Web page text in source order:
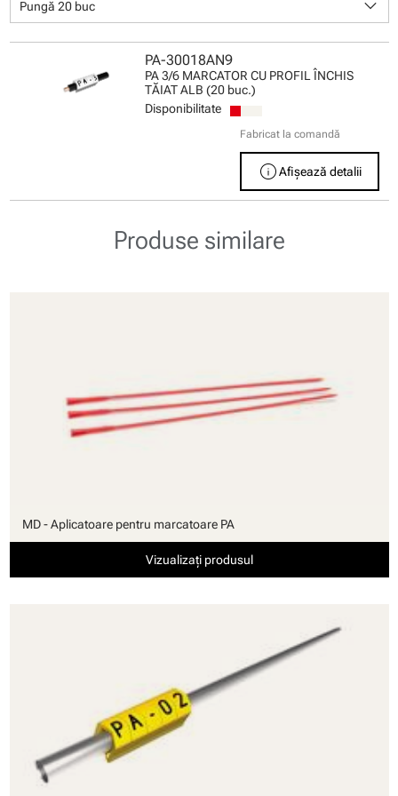
Pungă 20 buc
PA-30018AN9
PA 3/6 MARCATOR CU PROFIL ÎNCHIS
TĂIAT ALB (20 buc.)
Disponibilitate
Fabricat la comandă
infoAfișează detalii
Produse similare
MD - Aplicatoare pentru marcatoare PA
Vizualizați produsul